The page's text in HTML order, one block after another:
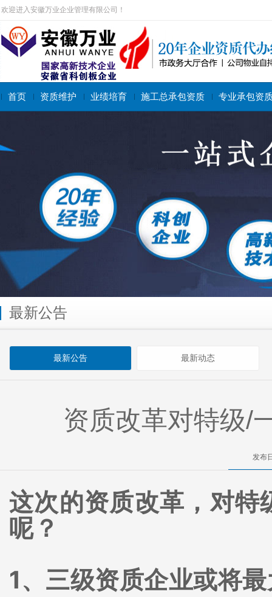
欢迎进入安徽万业企业管理有限公司！
首页 资质维护 业绩培育 施工总承包资质 专业承包资
搜索关键字： 施工总承包资质 专业承包资质 施工劳务资质
最新公告
最新公告 最新动态
资质改革对特级/
发布
这次的资质改革，对特
呢？
1、三级资质企业或将